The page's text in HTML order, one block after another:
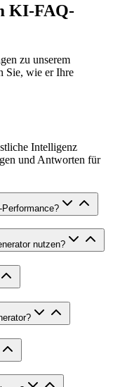
KI-FAQ-
zu unserem
Sie, wie er Ihre
Intelligenz
und Antworten für
nutzen?